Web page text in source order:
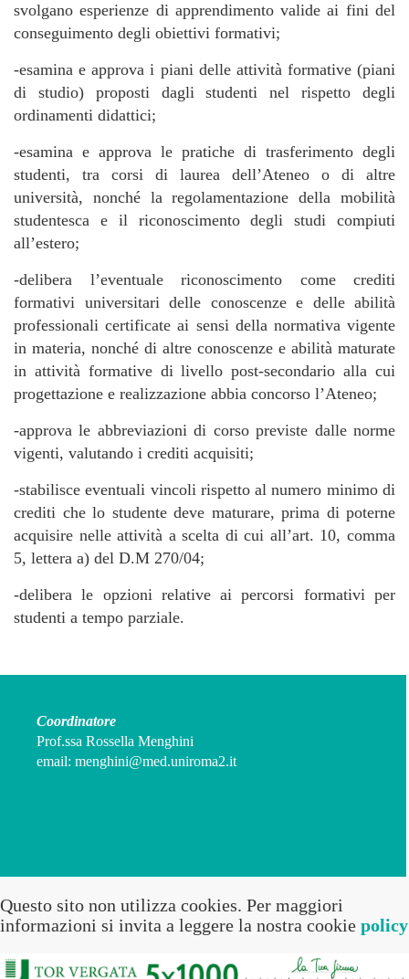
svolgano esperienze di apprendimento valide ai fini del
conseguimento degli obiettivi formativi;
-esamina e approva i piani delle attività formative (piani
di studio) proposti dagli studenti nel rispetto degli
ordinamenti didattici;
-esamina e approva le pratiche di trasferimento degli
studenti, tra corsi di laurea dell’Ateneo o di altre
università, nonché la regolamentazione della mobilità
studentesca e il riconoscimento degli studi compiuti
all’estero;
-delibera l’eventuale riconoscimento come crediti
formativi universitari delle conoscenze e delle abilità
professionali certificate ai sensi della normativa vigente
in materia, nonché di altre conoscenze e abilità maturate
in attività formative di livello post-secondario alla cui
progettazione e realizzazione abbia concorso l’Ateneo;
-approva le abbreviazioni di corso previste dalle norme
vigenti, valutando i crediti acquisiti;
-stabilisce eventuali vincoli rispetto al numero minimo di
crediti che lo studente deve maturare, prima di poterne
acquisire nelle attività a scelta di cui all’art. 10, comma
5, lettera a) del D.M 270/04;
-delibera le opzioni relative ai percorsi formativi per
studenti a tempo parziale.
Coordinatore
Prof.ssa Rossella Menghini
email: menghini@med.uniroma2.it
Questo sito non utilizza cookies. Per maggiori
informazioni si invita a leggere la nostra cookie policy